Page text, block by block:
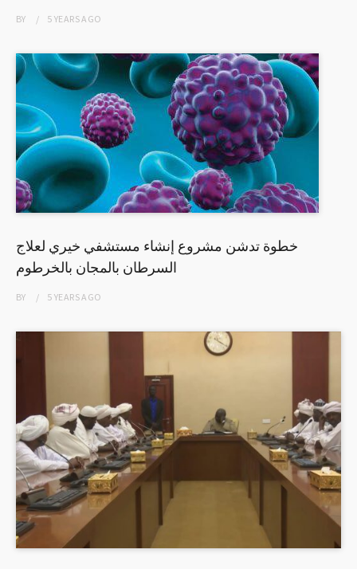
BY 5 YEARSAGO
خطوة تدشن مشروع إنشاء مستشفي خيري لعلاج
السرطان بالمجان بالخرطوم
BY 5 YEARSAGO